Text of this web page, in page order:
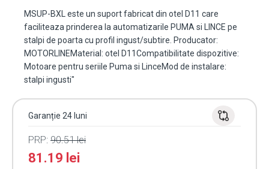
MSUP-BXL este un suport fabricat din otel D11 care
faciliteaza prinderea la automatizarile PUMA si LINCE pe
stalpi de poarta cu profil ingust/subtire. Producator:
MOTORLINEMaterial: otel D11Compatibilitate dispozitive:
Motoare pentru seriile Puma si LinceMod de instalare:
stalpi ingusti"
Garanție 24 luni
PRP: 90.51lei
81.19 lei